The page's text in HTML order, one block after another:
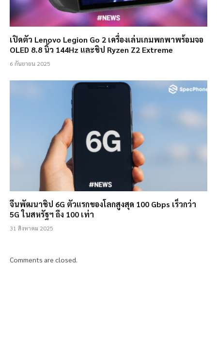
เปิดตัว Lenovo Legion Go 2 เครื่องเล่นเกมพกพาพร้อมจอ
OLED 8.8 นิ้ว 144Hz และชิป Ryzen Z2 Extreme
6 กันยายน 2025
จีนพัฒนาชิป 6G ตัวแรกของโลกสูงสุด 100 Gbps เร็วกว่า
5G ในสหรัฐฯ ถึง 100 เท่า
31 สิงหาคม 2025
Comments are closed.